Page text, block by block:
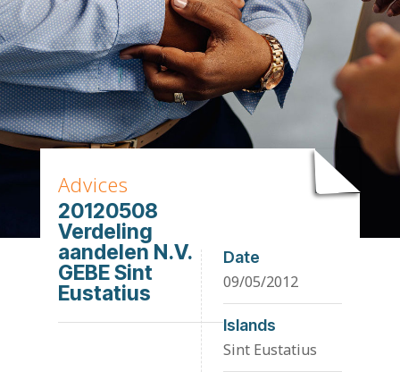
Advices
20120508
Verdeling
aandelen N.V.
GEBE Sint
Eustatius
Date
09/05/2012
Islands
Sint Eustatius